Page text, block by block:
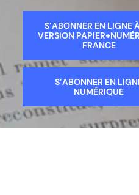
S’ABONNER EN LIGNE
VERSION
FRANCE
S’ABONNER EN
NUMÉRIQUE